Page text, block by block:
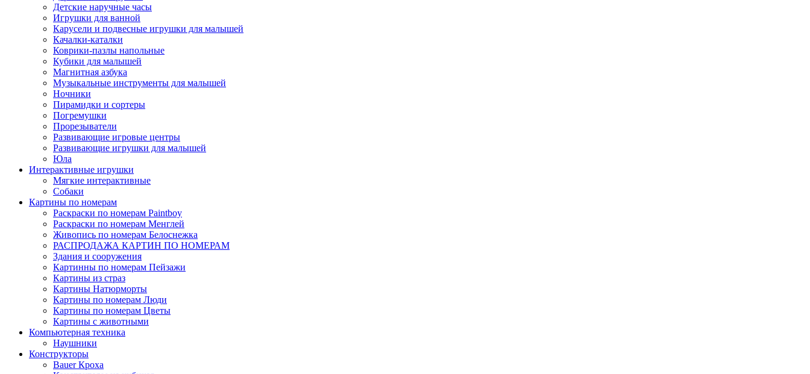
Детские наручные часы
Игрушки для ванной
Карусели и подвесные игрушки для малышей
Качалки-каталки
Коврики-пазлы напольные
Кубики для малышей
Магнитная азбука
Музыкальные инструменты для малышей
Ночники
Пирамидки и сортеры
Погремушки
Прорезыватели
Развивающие игровые центры
Развивающие игрушки для малышей
Юла
Интерактивные игрушки
Мягкие интерактивные
Собаки
Картины по номерам
Раскраски по номерам Paintboy
Раскраски по номерам Менглей
Живопись по номерам Белоснежка
РАСПРОДАЖА КАРТИН ПО НОМЕРАМ
Здания и сооружения
Картинны по номерам Пейзажи
Картины из страз
Картины Натюрморты
Картины по номерам Люди
Картины по номерам Цветы
Картины с животными
Компьютерная техника
Наушники
Конструкторы
Bauer Кроха